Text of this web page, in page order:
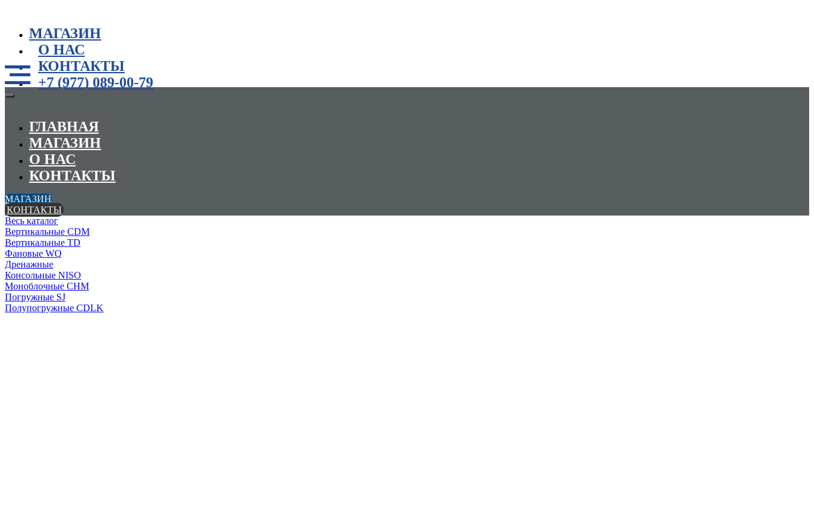
МАГАЗИН
О НАС
КОНТАКТЫ
+7 (977) 089-00-79
ГЛАВНАЯ
МАГАЗИН
О НАС
КОНТАКТЫ
МАГАЗИН
КОНТАКТЫ
Весь каталог
Вертикальные CDM
Вертикальные TD
Фановые WQ
Дренажные
Консольные NISO
Моноблочные CHМ
Погружные SJ
Полупогружные CDLK